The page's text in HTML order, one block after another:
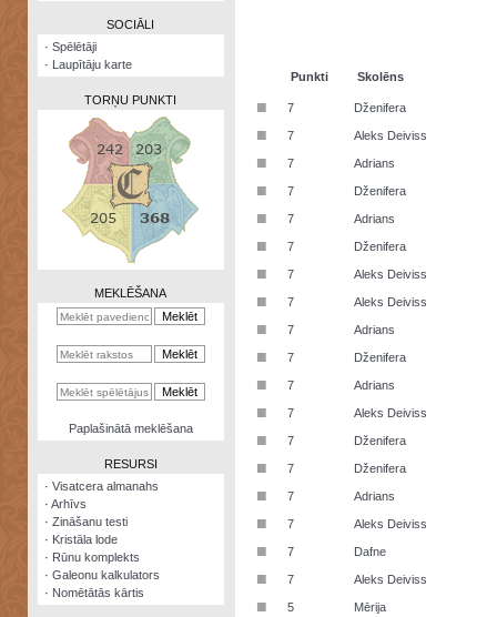
Zināšanu
kalkulators
Nomētātās
SOCIĀLI
· Spēlētāji
· Laupītāju karte
TORŅU PUNKTI
MEKLĒŠANA
Paplašinātā meklēšana
RESURSI
· Visatcera almanahs
· Arhīvs
· Zināšanu testi
· Kristāla lode
· Rūnu komplekts
· Galeonu kalkulators
· Nomētātās kārtis
Punkti Skolēns
■ 7 Dženifera
■ 7 Aleks Deiviss
■ 7 Adrians
■ 7 Dženifera
■ 7 Adrians
■ 7 Dženifera
■ 7 Aleks Deiviss
■ 7 Aleks Deiviss
■ 7 Adrians
■ 7 Dženifera
■ 7 Adrians
■ 7 Aleks Deiviss
■ 7 Dženifera
■ 7 Dženifera
■ 7 Adrians
■ 7 Aleks Deiviss
■ 7 Dafne
■ 7 Aleks Deiviss
■ 5 Mērija